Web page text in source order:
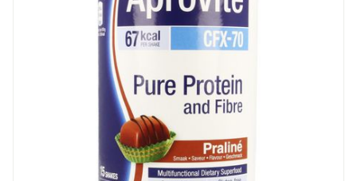
104 mm
Dieetbeperkingen
Glutenvrij, Lactosevrij,
Suikervrij, Zonder
bewaarmiddelen, Zonder
kleurstoffen